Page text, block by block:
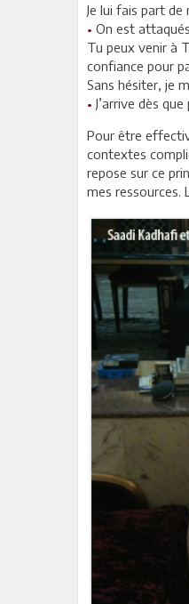
Je lui fais part
• On est
Tu peux venir à
confiance pour
Sans hésiter, je
• J’arrive dès
Pour être
contextes
repose sur ce
mes ressources.